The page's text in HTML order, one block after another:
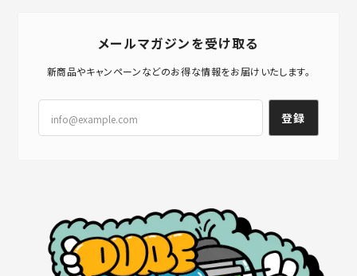
メールマガジンを受け取る
新商品やキャンペーンなどのお得な情報をお届けいたします。
登録